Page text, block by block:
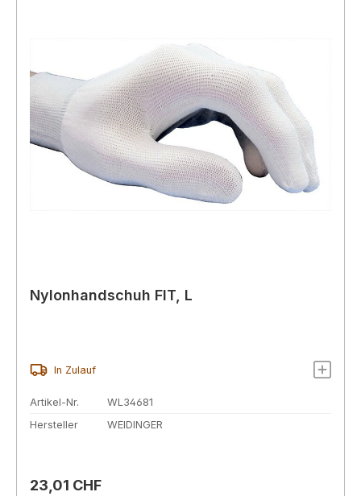
Nylonhandschuh FIT, L
In Zulauf
Artikel-Nr.
WL34681
Hersteller
WEIDINGER
Regulärer Preis:
23,01 CHF